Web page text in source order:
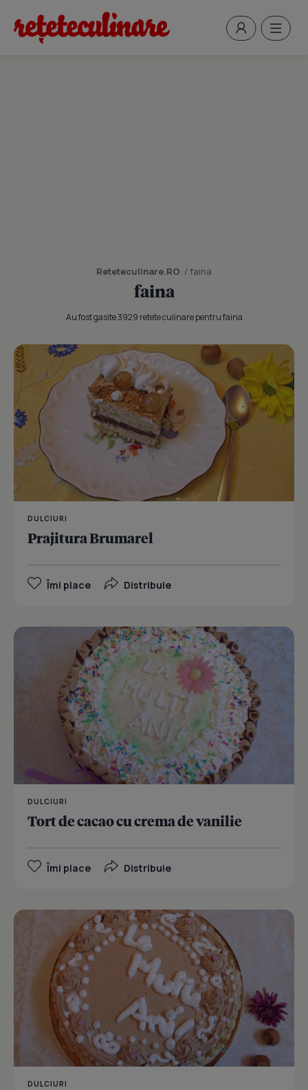
Reteteculinare.RO / faina
faina
Au fost gasite 3929 retete culinare pentru faina
DULCIURI
Prajitura Brumarel
Îmi place Distribuie
DULCIURI
Tort de cacao cu crema de vanilie
Îmi place Distribuie
DULCIURI